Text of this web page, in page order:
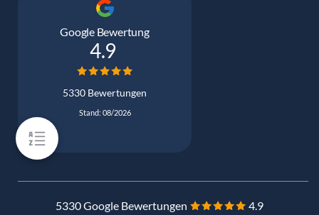
Google Bewertung
4.9
5330 Bewertungen
Stand: 08/2026
5330 Google Bewertungen 4.9